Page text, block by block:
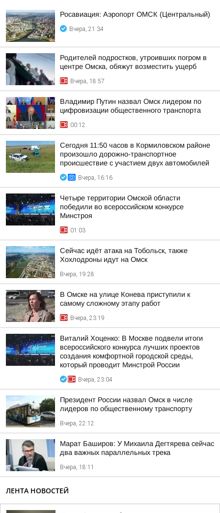
Росавиация: Аэропорт ОМСК (Центральный)
Вчера, 21:34
Родителей подростков, утроивших погром в
центре Омска, обяжут возместить ущерб
Вчера, 18:57
Владимир Путин назвал Омск лидером по
цифровизации общественного транспорта
00:12
Сегодня 11:50 часов в Кормиловском районе
произошло дорожно-транспортное
происшествие с участием двух автомобилей
Вчера, 16:16
Четыре территории Омской области
победили во всероссийском конкурсе
Минстроя
01:03
Сейчас идёт атака на Тобольск, также
Хохлодроны идут на Омск
Вчера, 19:28
В Омске на улице Конева приступили к
самому сложному этапу работ
Вчера, 23:19
Виталий Хоценко: В Москве подвели итоги
всероссийского конкурса лучших проектов
создания комфортной городской среды,
который проводит Минстрой России
Вчера, 23:04
Президент России назвал Омск в числе
лидеров по общественному транспорту
Вчера, 22:12
Марат Баширов: У Михаила Дегтярева сейчас
два важных параллельных трека
Вчера, 18:11
ЛЕНТА НОВОСТЕЙ